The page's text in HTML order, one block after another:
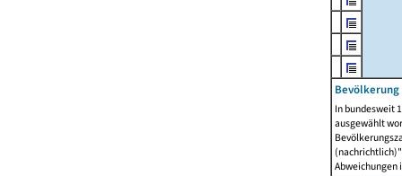
In bundesweit
ausgewählt
Abweichungen